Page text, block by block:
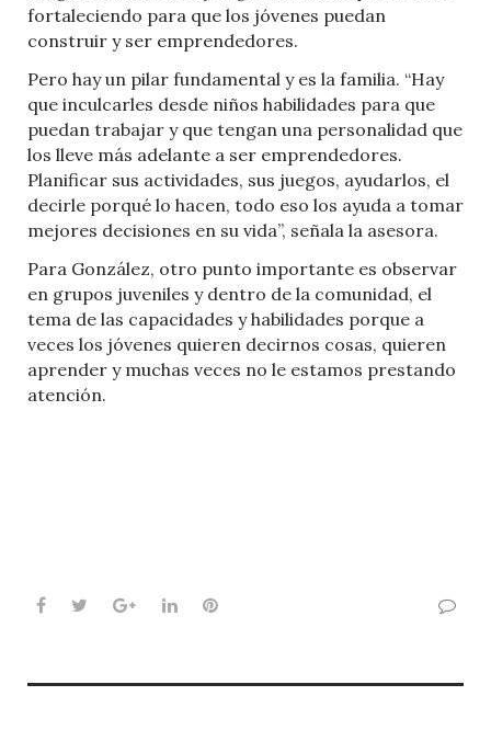
fortaleciendo para que los jóvenes puedan
construir y ser emprendedores.
Pero hay un pilar fundamental y es la familia. “Hay
que inculcarles desde niños habilidades para que
puedan trabajar y que tengan una personalidad que
los lleve más adelante a ser emprendedores.
Planificar sus actividades, sus juegos, ayudarlos, el
decirle porqué lo hacen, todo eso los ayuda a tomar
mejores decisiones en su vida”, señala la asesora.
Para González, otro punto importante es observar
en grupos juveniles y dentro de la comunidad, el
tema de las capacidades y habilidades porque a
veces los jóvenes quieren decirnos cosas, quieren
aprender y muchas veces no le estamos prestando
atención.
Facebook
TwitterGoogle+LinkedInPinterest